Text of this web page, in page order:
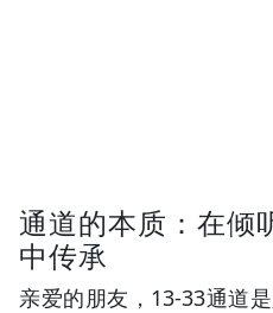
通道的本质：在倾
中传承
亲爱的朋友，13-33通道